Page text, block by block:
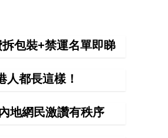
包裝+禁運名單即睇
都長這樣！
地網民激讚有秩序